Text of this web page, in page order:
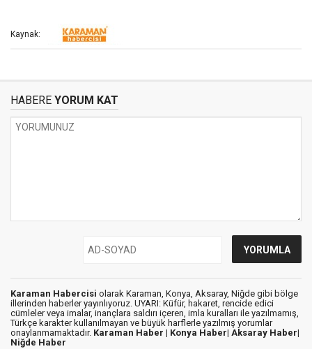
Kaynak:
HABERE YORUM KAT
Karaman Habercisi olarak Karaman, Konya, Aksaray, Niğde gibi bölge
illerinden haberler yayınlıyoruz. UYARI: Küfür, hakaret, rencide edici
cümleler veya imalar, inançlara saldırı içeren, imla kuralları ile yazılmamış,
Türkçe karakter kullanılmayan ve büyük harflerle yazılmış yorumlar
onaylanmamaktadır. Karaman Haber | Konya Haber| Aksaray Haber|
Niğde Haber